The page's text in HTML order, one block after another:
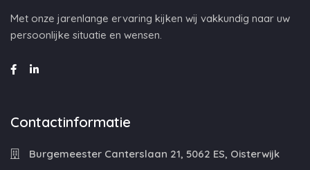
Met onze jarenlange ervaring kijken wij vakkundig naar uw
persoonlijke situatie en wensen.
Contactinformatie
Burgemeester Canterslaan 21, 5062 ES, Oisterwijk